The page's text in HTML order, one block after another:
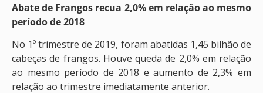
Abate de Frangos recua 2,0% em relação ao mesmo
período de 2018
No 1º trimestre de 2019, foram abatidas 1,45 bilhão de
cabeças de frangos. Houve queda de 2,0% em relação
ao mesmo período de 2018 e aumento de 2,3% em
relação ao trimestre imediatamente anterior.